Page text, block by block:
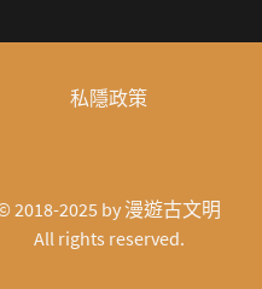
私隱政策
2018-2025 by 漫遊古文明
All rights reserved.